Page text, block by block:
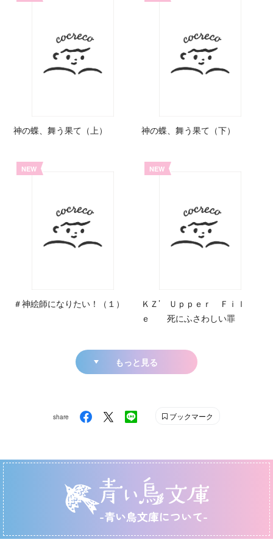
神の蝶、舞う果て（上） 神の蝶、舞う果て（下）
NEW
＃神絵師になりたい！（１）
NEW
ＫＺ’ Ｕｐｐｅｒ Ｆｉｌ
ｅ 死にふさわしい罪
もっと見る
share ブックマーク
-青い鳥文庫について-